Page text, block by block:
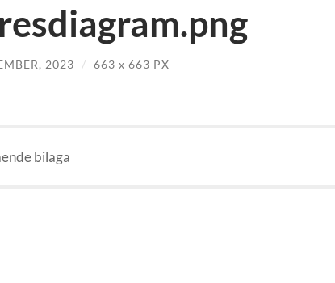
2023 / 663 x 663 PX
bilaga